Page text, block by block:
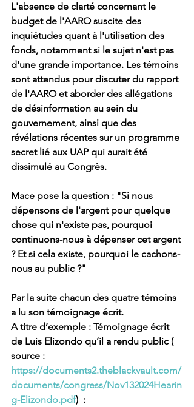
L'absence de clarté concernant le
budget de l'AARO suscite des
inquiétudes quant à l'utilisation des
fonds, notamment si le sujet n'est pas
d'une grande importance. Les témoins
sont attendus pour discuter du rapport
de l'AARO et aborder des allégations
de désinformation au sein du
gouvernement, ainsi que des
révélations récentes sur un programme
secret lié aux UAP qui aurait été
dissimulé au Congrès.
Mace pose la question : "Si nous
dépensons de l'argent pour quelque
chose qui n'existe pas, pourquoi
continuons-nous à dépenser cet argent
? Et si cela existe, pourquoi le cachons-
nous au public ?"
Par la suite chacun des quatre témoins
a lu son témoignage écrit.
A titre d’exemple : Témoignage écrit
de Luis Elizondo qu’il a rendu public (
source :
https://documents2.theblackvault.com/
documents/congress/Nov132024Hearin
g-Elizondo.pdf)  :